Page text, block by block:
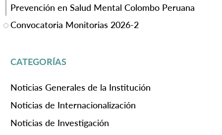
Prevención en Salud Mental Colombo Peruana
Convocatoria Monitorias 2026-2
CATEGORÍAS
Noticias Generales de la Institución
Noticias de Internacionalización
Noticias de Investigación